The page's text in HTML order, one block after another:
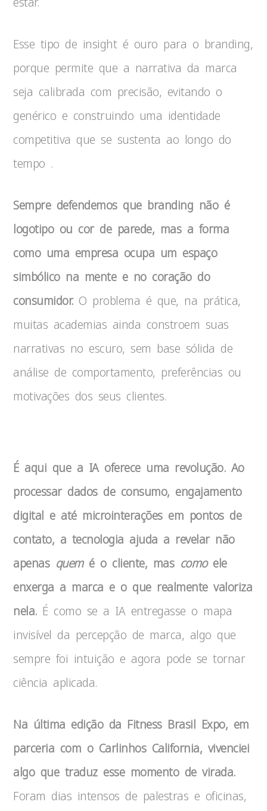
Esse tipo de insight é ouro para o branding,
porque permite que a narrativa da marca
seja calibrada com precisão, evitando o
genérico e construindo uma identidade
competitiva que se sustenta ao longo do
tempo .
Sempre defendemos que branding não é
logotipo ou cor de parede, mas a forma
como uma empresa ocupa um espaço
simbólico na mente e no coração do
consumidor. O problema é que, na prática,
muitas academias ainda constroem suas
narrativas no escuro, sem base sólida de
análise de comportamento, preferências ou
motivações dos seus clientes.
É aqui que a IA oferece uma revolução. Ao
processar dados de consumo, engajamento
digital e até microinterações em pontos de
contato, a tecnologia ajuda a revelar não
apenas quemé o cliente, mas comoele
enxerga a marca e o que realmente valoriza
nela.É como se a IA entregasse o mapa
invisível da percepção de marca, algo que
sempre foi intuição e agora pode se tornar
ciência aplicada.
Na última edição da Fitness Brasil Expo, em
parceria com o Carlinhos California, vivenciei
algo que traduz esse momento de virada.
Foram dias intensos de palestras e oficinas,